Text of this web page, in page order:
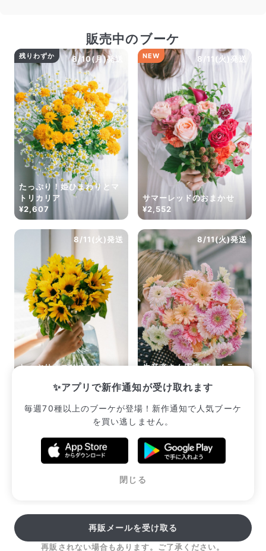
Q. 毎月自動でお花が届くサービスですか？
いいえ、毎月自動でお届けするサービスではありません。好
きな時に好きな花をご注文いただけます。
Q. 配送できないエリアはありますか？
ただいま沖縄・離島エリアへの配送には対応しておりませ
ん。ご了承ください。
Q. 配送日時は指定できますか？
お花をベストなタイミングで発送しているため、お届け日の
指定はできません。受け取り時間帯は、発送後にクロネコヤ
マトのアプリから変更可能です。
Q. 注文後にキャンセルできますか？
ご注文後一定時間内であればキャンセル可能です。
✨アプリで新作通知が受け取れます
毎週70種以上のブーケが登場！新作通知で人気ブーケ
を買い逃しません。
閉じる
販売中のブーケ
8/10(月)発送
残りわずか
たっぷり！姫ひまわりとマ
トリカリア
¥2,607
8/11(火)発送
NEW
サマーレッドのおまかせ
¥2,552
8/11(火)発送
たっぷりミニひまわり
8/11(火)発送
生産者さん応援ガーベラ
¥2,365
販売中のブーケ一覧へ
再販メールを受け取る
再販されない場合もあります。ご了承ください。